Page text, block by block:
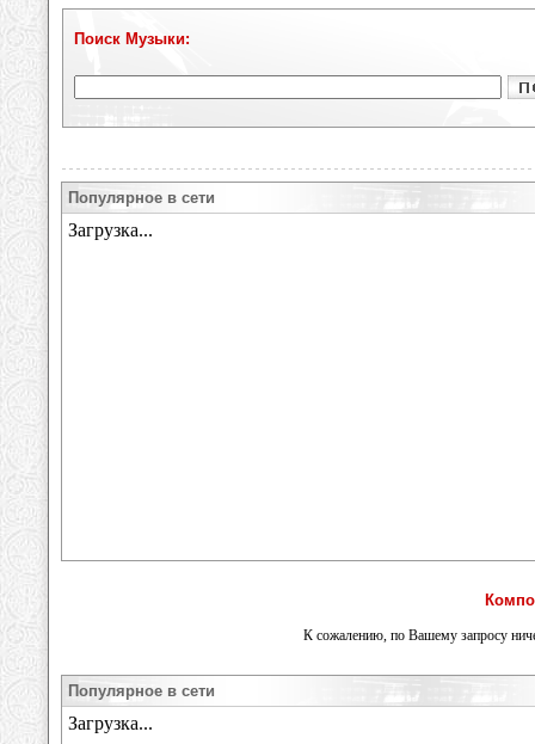
Поиск Музыки:
Популярное в сети
К сожалению, по Вашему запросу
Популярное в сети